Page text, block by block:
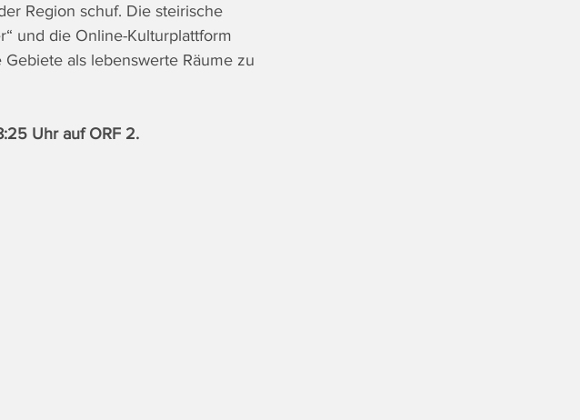
Region schuf. Die steirische
und die Online-Kulturplattform
als lebenswerte Räume zu
Uhr auf ORF 2.